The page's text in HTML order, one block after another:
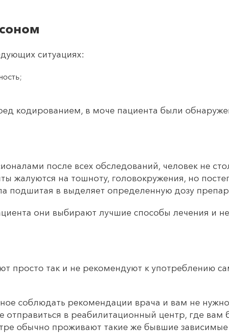
ситуациях:
кодированием, в моче пациента были
после всех обследований, человек не
жалуются на тошноту, головокружения, но
подшитая в выделяет определенную дозу
они выбирают лучшие способы лечения и
просто так и не рекомендуют к употреблению
соблюдать рекомендации врача и вам не
в реабилитационный центр, где вам
обычно проживают такие же бывшие